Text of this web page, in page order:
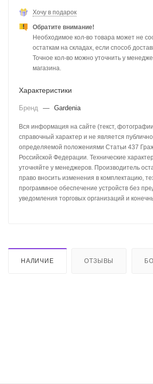
Хочу в подарок
Обратите внимание!
Необходимое кол-во товара может не
остаткам на складах, если способ
Точное кол-во можно уточнить у
магазина.
Характеристики
Бренд — Gardenia
Вся информация на сайте (текст,
справочный характер и не является
определяемой положениями Статьи 437
Российской Федерации. Технические
уточняйте у менеджеров. Производитель
право вносить изменения в комплектацию,
программное обеспечение устройств без
уведомления торговых организаций и
НАЛИЧИЕ ОТЗЫВЫ